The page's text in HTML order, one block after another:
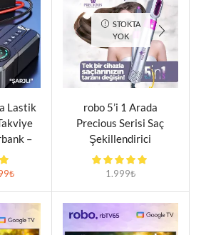
Lastik
–
₺
STOKTA
YOK
robo 5’i 1 Arada
Precious Serisi Saç
Şekillendirici
1.999₺